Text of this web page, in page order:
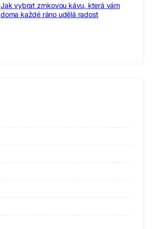
Jak vybrat zrnkovou kávu, která vám
doma každé ráno udělá radost